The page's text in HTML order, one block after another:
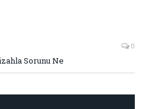
0
Sorunu Ne